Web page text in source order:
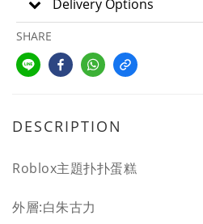
Delivery Options
SHARE
DESCRIPTION
Roblox主題扑扑蛋糕
外層:白朱古力